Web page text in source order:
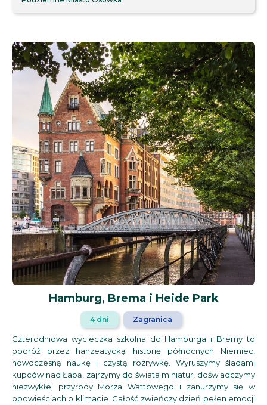
Hamburg, Brema i Heide Park
4 dni Zagranica
Czterodniowa wycieczka szkolna do Hamburga i Bremy to
podróż przez hanzeatycką historię północnych Niemiec,
nowoczesną naukę i czystą rozrywkę. Wyruszymy śladami
kupców nad Łabą, zajrzymy do świata miniatur, doświadczymy
niezwykłej przyrody Morza Wattowego i zanurzymy się w
opowieściach o klimacie. Całość zwieńczy dzień pełen emocji